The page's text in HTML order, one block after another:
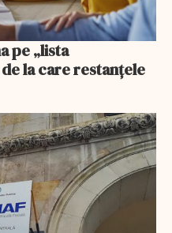
pe „lista
la care restanțele